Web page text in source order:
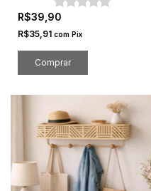
R$39,90
R$35,91 com Pix